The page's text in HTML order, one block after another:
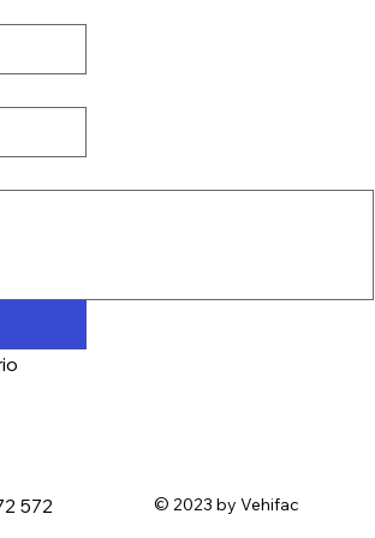
572
© 2023 by Vehifac